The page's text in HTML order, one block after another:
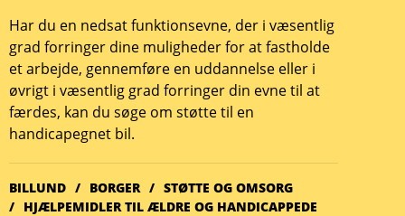
Har du en nedsat funktionsevne, der i væsentlig
grad forringer dine muligheder for at fastholde
et arbejde, gennemføre en uddannelse eller i
øvrigt i væsentlig grad forringer din evne til at
færdes, kan du søge om støtte til en
handicapegnet bil.
BILLUND BORGER
STØTTE OG OMSORG
HJÆLPEMIDLER TIL ÆLDRE OG HANDICAPPEDE